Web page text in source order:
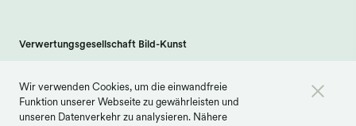
Verwertungsgesellschaft Bild-Kunst
info@bildkunst.de·Telefon 0228 979 20 -600
Impressum Datenschutz
Wir verwenden Cookies, um die einwandfreie
Funktion unserer Webseite zu gewährleisten und
unseren Datenverkehr zu analysieren. Nähere